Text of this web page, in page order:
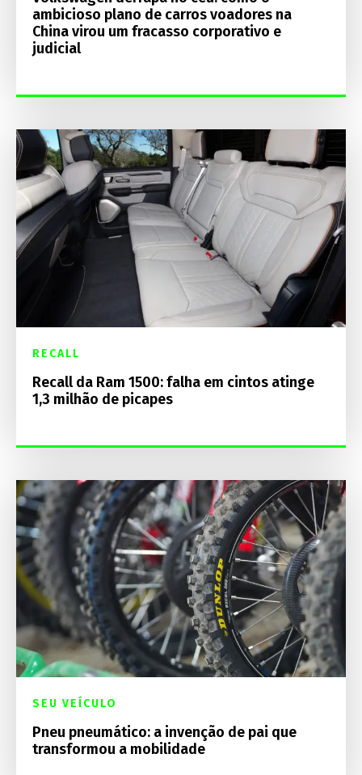
ambicioso plano de carros voadores na
China virou um fracasso corporativo e
judicial
RECALL
Recall da Ram 1500: falha em cintos atinge
1,3 milhão de picapes
SEU VEÍCULO
Pneu pneumático: a invenção de pai que
transformou a mobilidade